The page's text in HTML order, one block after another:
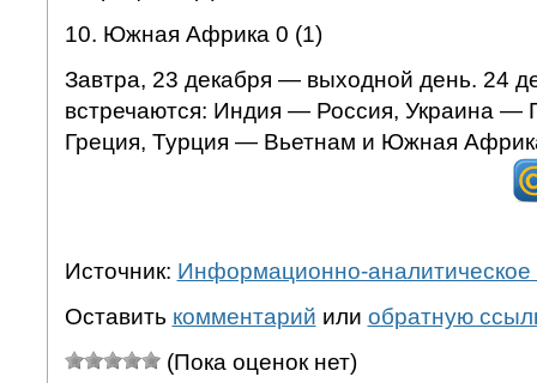
10. Южная Африка 0 (1)
Завтра, 23 декабря — выходной день. 24
встречаются: Индия — Россия, Украина —
Греция, Турция — Вьетнам и Южная
Источник: Информационно-аналитическое
Оставить комментарий или обратную
(Пока оценок нет)